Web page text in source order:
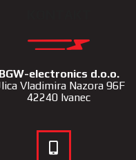
BGW-electronics d.o.o.
Vladimira Nazora 96F
42240 Ivanec